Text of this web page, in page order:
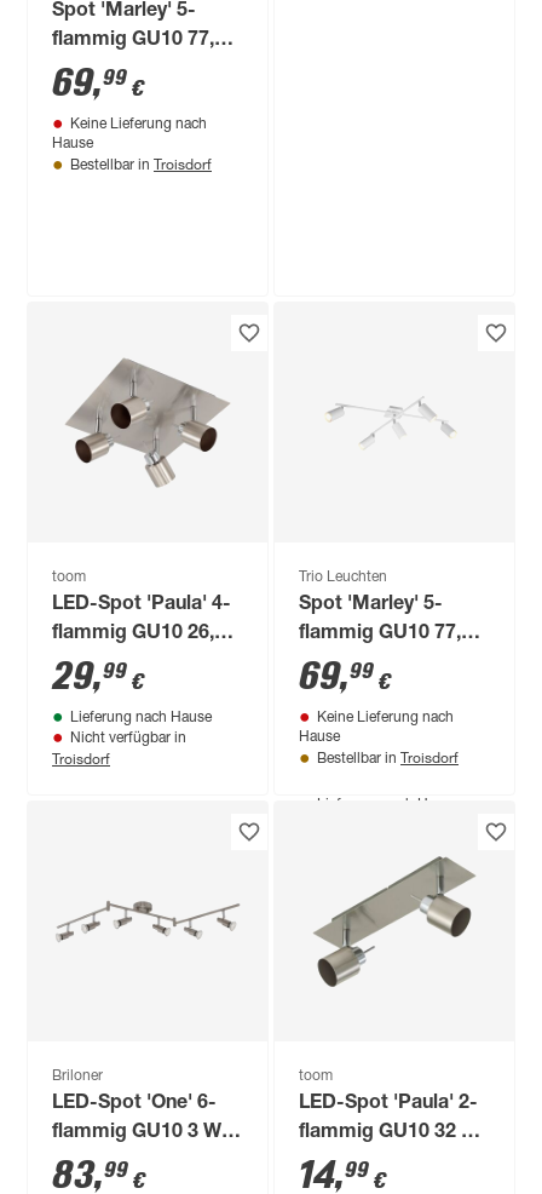
Spot 'Marley' 5-
flammig GU10 77,4 x
22,4 x 57,4 cm
69,99 €
Keine Lieferung nach
Hause
Bestellbar in Troisdorf
RGB - tunable white
44, 99€
Lieferung nach Hause
toom
LED-Spot 'Paula' 4-
flammig GU10 26,5 x
11 x 22 cm
29,99 €
Lieferung nach Hause
Nicht verfügbar in
Troisdorf
Trio Leuchten
Spot 'Marley' 5-
flammig GU10 77,4 x
22,4 x 57,4 cm
69,99 €
Keine Lieferung nach
Hause
Bestellbar in Troisdorf
Briloner
LED-Spot 'One' 6-
flammig GU10 3 W
250 lm warmweiß 10
83,99 €
toom
LED-Spot 'Paula' 2-
flammig GU10 32 x
11 cm
14,99 €